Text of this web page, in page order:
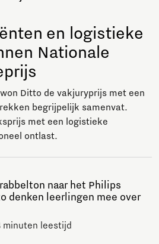
en logistieke
Nationale
Ditto de vakjuryprijs met een
begrijpelijk samenvat.
met een logistieke
ontlast.
naar het Philips
denken leerlingen mee over
minuten leestijd